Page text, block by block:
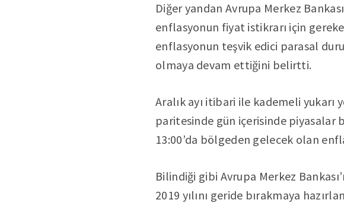
Diğer yandan Avrupa Merkez
enflasyonun fiyat istikrarı için
enflasyonun teşvik edici parasal
olmaya devam ettiğini belirtti.
Aralık ayı itibari ile kademeli
paritesinde gün içerisinde piyasalar
13:00’da bölgeden gelecek olan
Bilindiği gibi Avrupa Merkez
2019 yılını geride bırakmaya